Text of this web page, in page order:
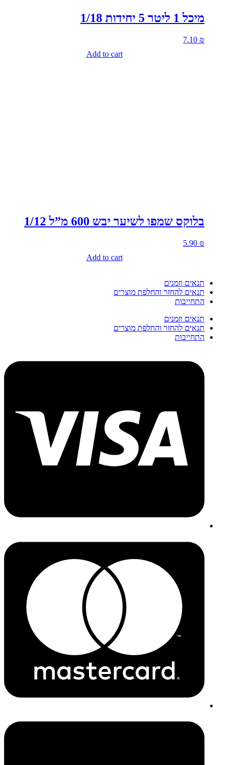
מיכל 1 ליטר 5 יחידות 1/18
7.10 ₪
Add to cart
בלוקס שמפו לשיער יבש 600 מ”ל 1/12
5.90 ₪
Add to cart
תנאים וזמנים
תנאים להחזר והחלפת מוצרים
התחייבות
תנאים וזמנים
תנאים להחזר והחלפת מוצרים
התחייבות